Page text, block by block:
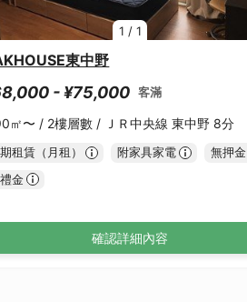
1 / 1
東中野
- ¥75,000 客滿
㎡〜 / 2樓層數 / ＪＲ中央線 東中野 8分
租賃（月租） 附家具家電
無押金
金
確認詳細內容